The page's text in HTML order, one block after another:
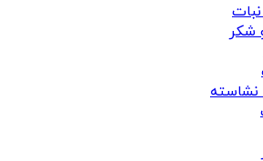
شکر
نشاسته